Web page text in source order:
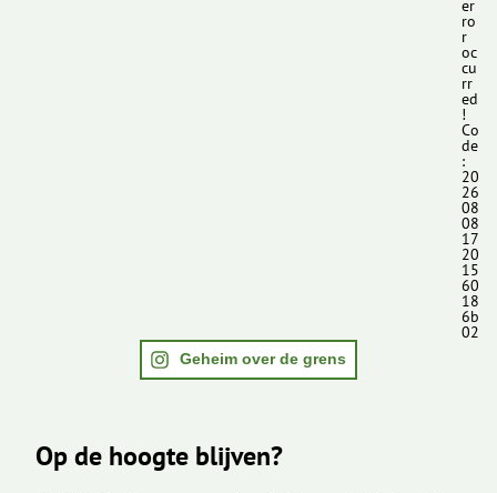
er
ro
r
oc
cu
rr
ed
!
Co
de
:
20
26
08
08
17
20
15
60
18
6b
02
Geheim over de grens
Op de hoogte blijven?